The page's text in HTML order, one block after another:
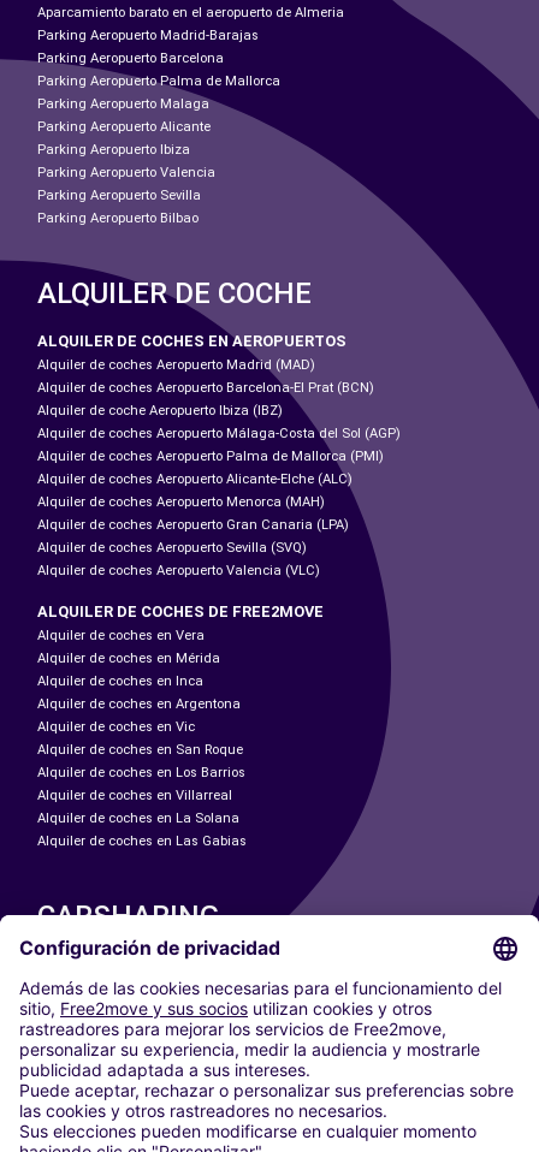
Aparcamiento barato en el aeropuerto de Almeria
Parking Aeropuerto Madrid-Barajas
Parking Aeropuerto Barcelona
Parking Aeropuerto Palma de Mallorca
Parking Aeropuerto Malaga
Parking Aeropuerto Alicante
Parking Aeropuerto Ibiza
Parking Aeropuerto Valencia
Parking Aeropuerto Sevilla
Parking Aeropuerto Bilbao
ALQUILER DE COCHE
ALQUILER DE COCHES EN AEROPUERTOS
Alquiler de coches Aeropuerto Madrid (MAD)
Alquiler de coches Aeropuerto Barcelona-El Prat (BCN)
Alquiler de coche Aeropuerto Ibiza (IBZ)
Alquiler de coches Aeropuerto Málaga-Costa del Sol (AGP)
Alquiler de coches Aeropuerto Palma de Mallorca (PMI)
Alquiler de coches Aeropuerto Alicante-Elche (ALC)
Alquiler de coches Aeropuerto Menorca (MAH)
Alquiler de coches Aeropuerto Gran Canaria (LPA)
Alquiler de coches Aeropuerto Sevilla (SVQ)
Alquiler de coches Aeropuerto Valencia (VLC)
ALQUILER DE COCHES DE FREE2MOVE
Alquiler de coches en Vera
Alquiler de coches en Mérida
Alquiler de coches en Inca
Alquiler de coches en Argentona
Alquiler de coches en Vic
Alquiler de coches en San Roque
Alquiler de coches en Los Barrios
Alquiler de coches en Villarreal
Alquiler de coches en La Solana
Alquiler de coches en Las Gabias
CARSHARING
NUESTRAS CIUDADES
Paris
Madrid
Washington DC
Milán
Roma
Turín
Viena
Berlín